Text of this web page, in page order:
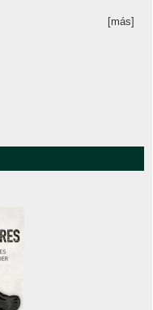
[más]